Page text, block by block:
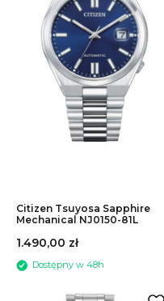
Vector Smart
Zeppelin
STYL
KOLOR
Citizen Tsuyosa Sapphire
Mechanical NJ0150-81L
1.490,00 zł